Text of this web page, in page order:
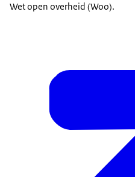
Wet open overheid (Woo).